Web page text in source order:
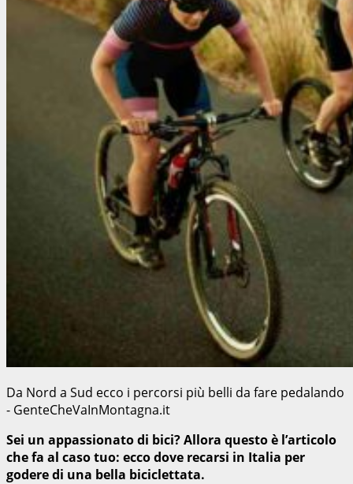
Da Nord a Sud ecco i percorsi più belli da fare pedalando
- GenteCheVaInMontagna.it
Sei un appassionato di bici? Allora questo è l’articolo
che fa al caso tuo: ecco dove recarsi in Italia per
godere di una bella biciclettata.